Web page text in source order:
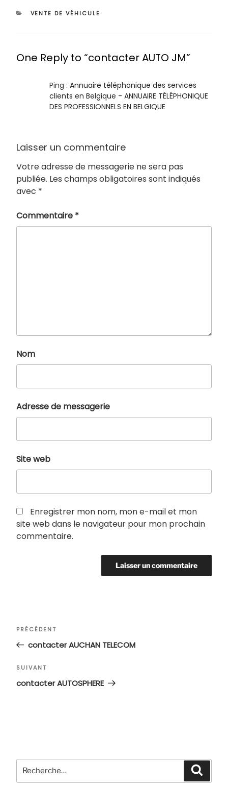
CATÉGORIES
VENTE DE VÉHICULE
One Reply to “contacter AUTO JM”
Ping : Annuaire téléphonique des services
clients en Belgique - ANNUAIRE TÉLÉPHONIQUE
DES PROFESSIONNELS EN BELGIQUE
Laisser un commentaire
Votre adresse de messagerie ne sera pas
publiée. Les champs obligatoires sont indiqués
avec *
Commentaire *
Nom
Adresse de messagerie
Site web
Enregistrer mon nom, mon e-mail et mon
site web dans le navigateur pour mon prochain
commentaire.
Navigation
l’article
Article
précédent
PRÉCÉDENT
contacter AUCHAN TELECOM
Article
suivant
SUIVANT
contacter AUTOSPHERE
Recherche
pour